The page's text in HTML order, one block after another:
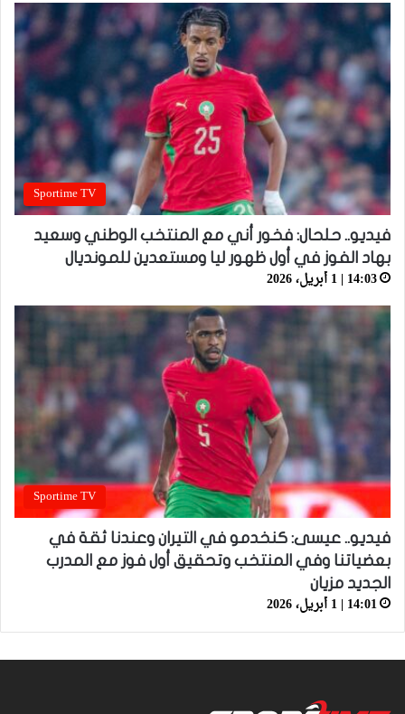
Sportime TV
فيديو.. حلحال: فخور أني مع المنتخب الوطني وسعيد
بهاد الفوز في أول ظهور ليا ومستعدين للمونديال
14:03 | 1 أبريل، 2026
Sportime TV
فيديو.. عيسى: كنخدمو في التيران وعندنا ثقة في
بعضياتنا وفي المنتخب وتحقيق أول فوز مع المدرب
الجديد مزيان
14:01 | 1 أبريل، 2026